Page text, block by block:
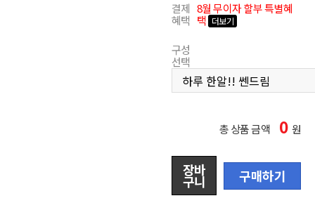
결제
혜택
8월무이자 할부 특별혜
택 더보기
구성
선택
총 상품 금액 0 원
장바
구니 구매하기